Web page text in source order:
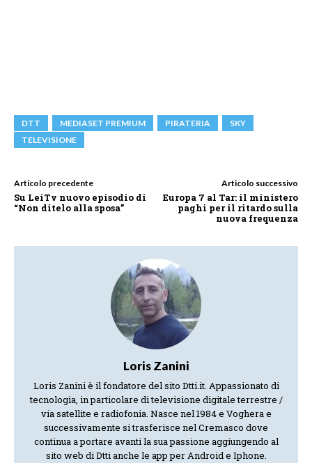
DTT MEDIASET PREMIUM PIRATERIA
SKY
TELEVISIONE
Articolo precedente
Su LeiTv nuovo episodio di
“Non ditelo alla sposa”
Articolo successivo
Europa 7 al Tar: il ministero
paghi per il ritardo sulla
nuova frequenza
Loris Zanini
Loris Zanini è il fondatore del sito Dtti.it. Appassionato di
tecnologia, in particolare di televisione digitale terrestre /
via satellite e radiofonia. Nasce nel 1984 e Voghera e
successivamente si trasferisce nel Cremasco dove
continua a portare avanti la sua passione aggiungendo al
sito web di Dtti anche le app per Android e Iphone.